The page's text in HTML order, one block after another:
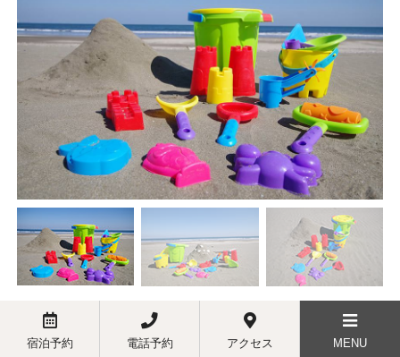
砂遊びセットレンタル！
宿泊予約 電話予約 アクセス MENU